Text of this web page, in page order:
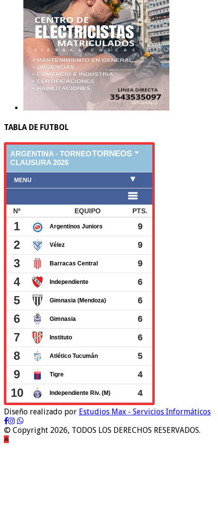
TABLA DE FUTBOL
Diseño realizado por Estudios Max - Servicios Informáticos
© Copyright 2026, TODOS LOS DERECHOS RESERVADOS.